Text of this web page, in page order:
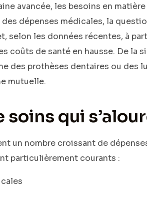
avancée, les besoins en
dépenses médicales, la
selon les données récentes, à
coûts de santé en hausse. De la
des prothèses dentaires ou
mutuelle.
soins qui
un nombre croissant de
particulièrement courants :